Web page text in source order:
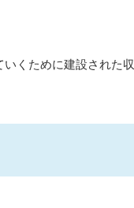
くために建設された収